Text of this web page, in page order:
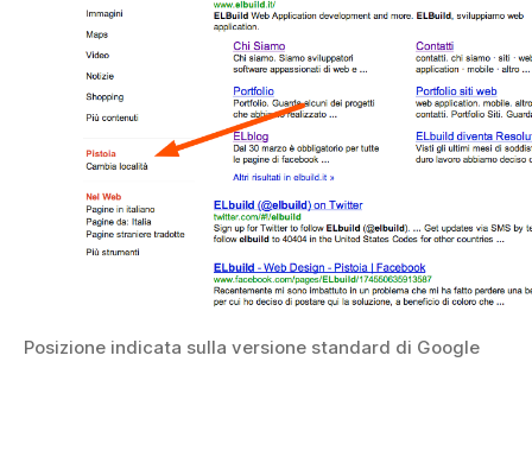
Posizione indicata sulla versione standard di Google